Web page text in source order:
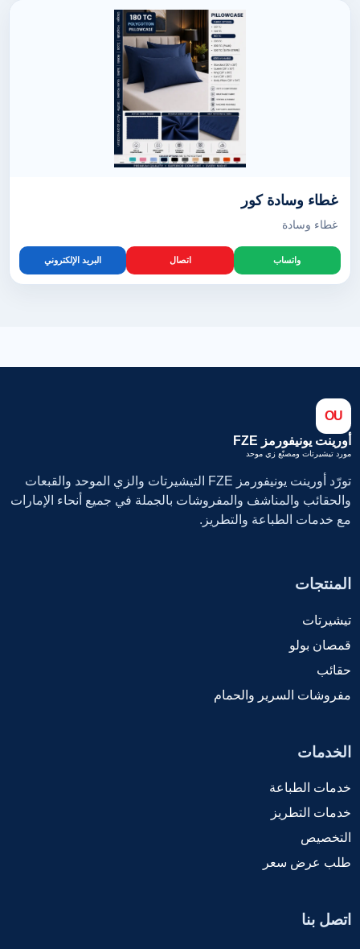
غطاء وسادة كور
غطاء وسادة
واتساب اتصال البريد الإلكتروني
OU
أورينت يونيفورمز FZE
مورد تيشيرتات ومصنّع زي موحد
تورّد أورينت يونيفورمز FZE التيشيرتات والزي الموحد والقبعات
والحقائب والمناشف والمفروشات بالجملة في جميع أنحاء الإمارات
مع خدمات الطباعة والتطريز.
المنتجات
تيشيرتات
قمصان بولو
حقائب
مفروشات السرير والحمام
الخدمات
خدمات الطباعة
خدمات التطريز
التخصيص
طلب عرض سعر
اتصل بنا